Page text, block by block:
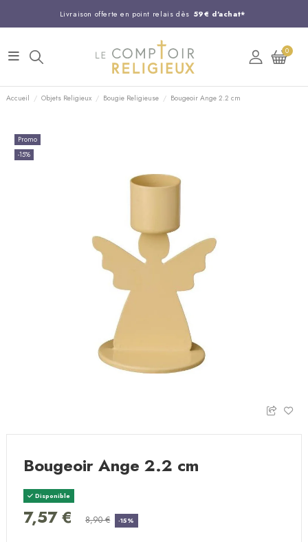
Livraison offerte en point relais dès 59€ d'achat*
Entreprise Française familiale
Support client disponible au 03 20 24 74 15
Commandez avant 14H, expédition le jour même !
0
Accueil Objets Religieux Bougie Religieuse Bougeoir Ange 2.2 cm
Promo
-15%
Bougeoir Ange 2.2 cm
Disponible
7,57 € 8,90 € -15%